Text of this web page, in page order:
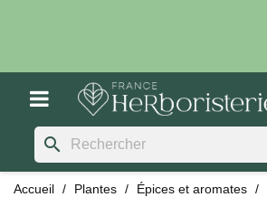
search
Accueil Plantes Épices et aromates